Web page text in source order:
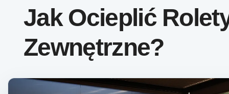
Jak Ocieplić
Zewnętrzne?